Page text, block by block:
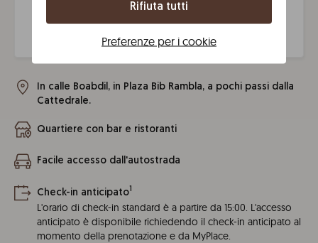
da letto e
asciugamani
condizionata
In calle Boabdil, in Plaza Bib Rambla, a pochi passi dalla
Cattedrale.
Quartiere con bar e ristoranti
Facile accesso dall'autostrada
Check-in anticipato1
L'orario di check-in standard è a partire da 15:00. L'accesso
anticipato è disponibile richiedendo il check-in anticipato al
momento della prenotazione e da MyPlace.
Rifiuta tutti
Preferenze per i cookie